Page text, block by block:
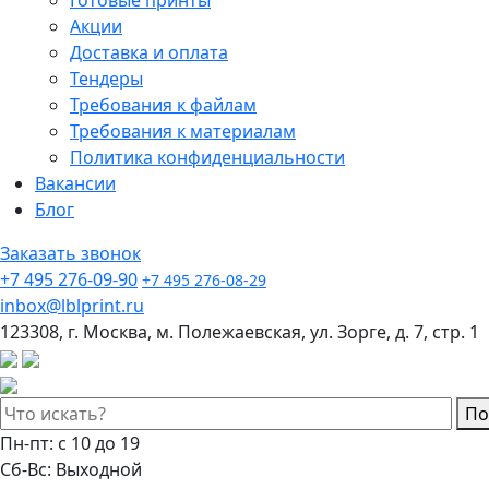
Акции
Доставка и оплата
Тендеры
Требования к файлам
Требования к материалам
Политика конфиденциальности
Вакансии
Блог
Заказать звонок
+7 495 276-09-90 +7 495 276-08-29
inbox@lblprint.ru
123308, г. Москва, м. Полежаевская, ул. Зорге, д. 7, стр. 1
Пн-пт: с 10 до 19
Сб-Вс: Выходной